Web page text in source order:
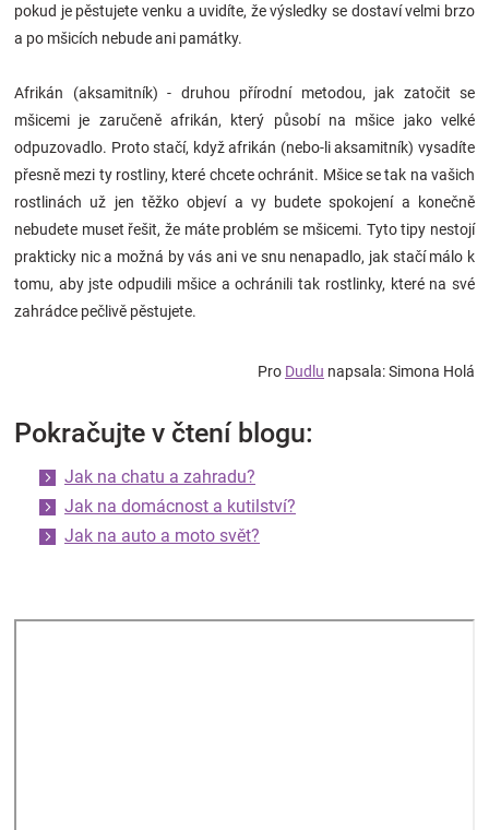
pokud je pěstujete venku a uvidíte, že výsledky se dostaví velmi brzo
a po mšicích nebude ani památky.
Afrikán (aksamitník) - druhou přírodní metodou, jak zatočit se
mšicemi je zaručeně afrikán, který působí na mšice jako velké
odpuzovadlo. Proto stačí, když afrikán (nebo-li aksamitník) vysadíte
přesně mezi ty rostliny, které chcete ochránit. Mšice se tak na vašich
rostlinách už jen těžko objeví a vy budete spokojení a konečně
nebudete muset řešit, že máte problém se mšicemi. Tyto tipy nestojí
prakticky nic a možná by vás ani ve snu nenapadlo, jak stačí málo k
tomu, aby jste odpudili mšice a ochránili tak rostlinky, které na své
zahrádce pečlivě pěstujete.
Pro Dudlu napsala: Simona Holá
Pokračujte v čtení blogu:
Jak na chatu a zahradu?
Jak na domácnost a kutilství?
Jak na auto a moto svět?